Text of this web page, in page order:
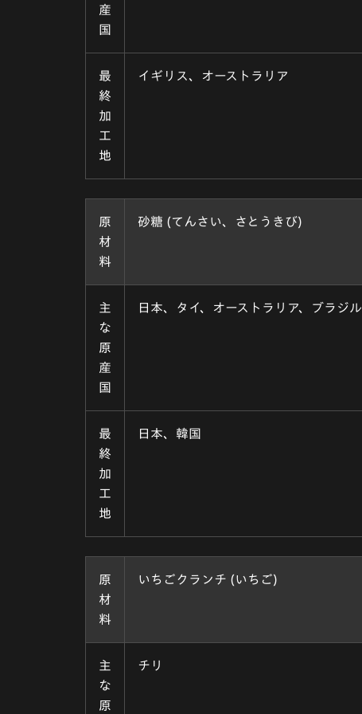
産
国
最
終
加
工
地
イギリス、オーストラリア
原
材
料
砂糖 (てんさい、さとうきび)
主
な
原
産
国
日本、タイ、オーストラリア、ブラジル
最
終
加
工
地
日本、韓国
原
材
料
いちごクランチ (いちご)
主
な
原
チリ